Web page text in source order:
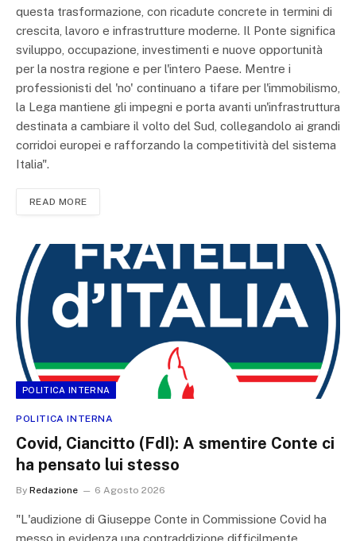
questa trasformazione, con ricadute concrete in termini di
crescita, lavoro e infrastrutture moderne. Il Ponte significa
sviluppo, occupazione, investimenti e nuove opportunità
per la nostra regione e per l'intero Paese. Mentre i
professionisti del 'no' continuano a tifare per l'immobilismo,
la Lega mantiene gli impegni e porta avanti un'infrastruttura
destinata a cambiare il volto del Sud, collegandolo ai grandi
corridoi europei e rafforzando la competitività del sistema
Italia".
READ MORE
POLITICA INTERNA
POLITICA INTERNA
Covid, Ciancitto (FdI): A smentire Conte ci
ha pensato lui stesso
By Redazione 6 Agosto 2026
"L'audizione di Giuseppe Conte in Commissione Covid ha